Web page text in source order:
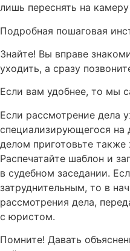
лишь переснять на
Подробная пошаговая
Знайте! Вы вправе
уходить, а сразу
Если вам удобнее, то мы
Если рассмотрение дела
специализирующегося на
делом приготовьте
Распечатайте шаблон и
в судебном заседании.
затруднительным, то в
рассмотрения дела,
с юристом.
Помните! Давать